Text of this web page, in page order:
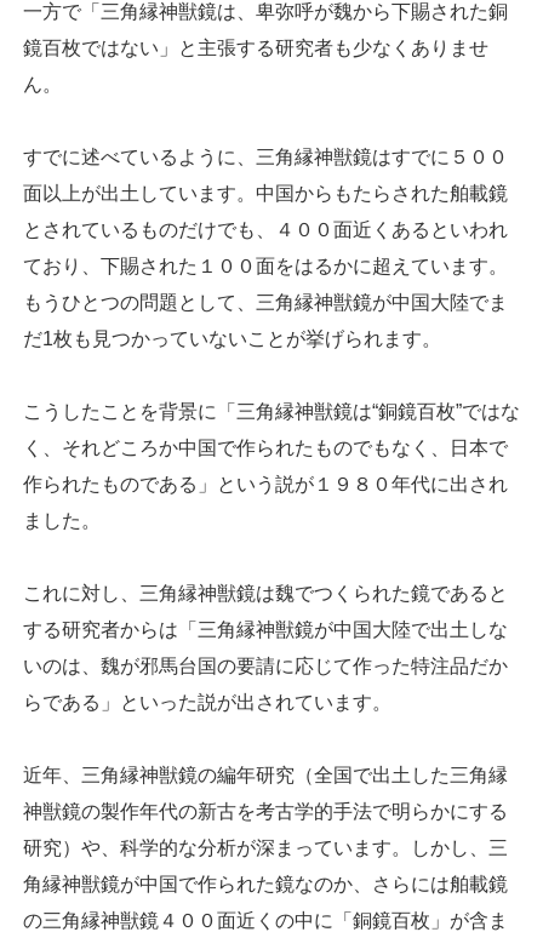
一方で「三角縁神獣鏡は、卑弥呼が魏から下賜された銅
鏡百枚ではない」と主張する研究者も少なくありませ
ん。
すでに述べているように、三角縁神獣鏡はすでに５００
面以上が出土しています。中国からもたらされた舶載鏡
とされているものだけでも、４００面近くあるといわれ
ており、下賜された１００面をはるかに超えています。
もうひとつの問題として、三角縁神獣鏡が中国大陸でま
だ1枚も見つかっていないことが挙げられます。
こうしたことを背景に「三角縁神獣鏡は“銅鏡百枚”ではな
く、それどころか中国で作られたものでもなく、日本で
作られたものである」という説が１９８０年代に出され
ました。
これに対し、三角縁神獣鏡は魏でつくられた鏡であると
する研究者からは「三角縁神獣鏡が中国大陸で出土しな
いのは、魏が邪馬台国の要請に応じて作った特注品だか
らである」といった説が出されています。
近年、三角縁神獣鏡の編年研究（全国で出土した三角縁
神獣鏡の製作年代の新古を考古学的手法で明らかにする
研究）や、科学的な分析が深まっています。しかし、三
角縁神獣鏡が中国で作られた鏡なのか、さらには舶載鏡
の三角縁神獣鏡４００面近くの中に「銅鏡百枚」が含ま